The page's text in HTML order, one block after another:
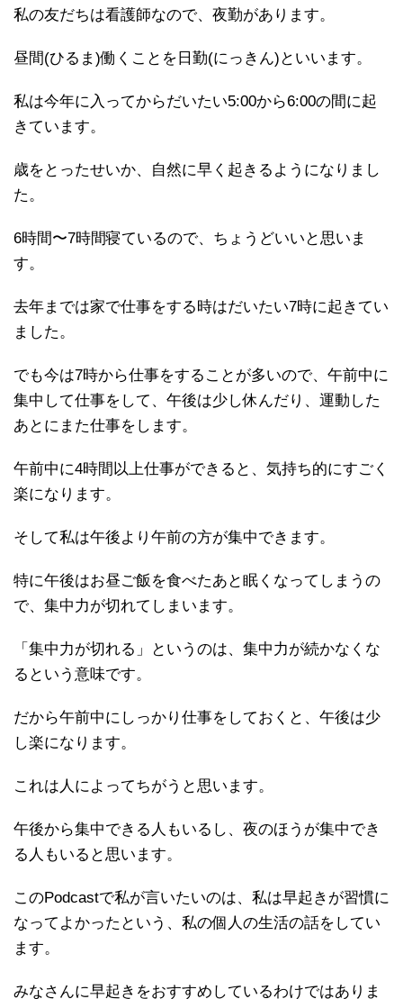
私の友だちは看護師なので、夜勤があります。
昼間(ひるま)働くことを日勤(にっきん)といいます。
私は今年に入ってからだいたい5:00から6:00の間に起
きています。
歳をとったせいか、自然に早く起きるようになりまし
た。
6時間〜7時間寝ているので、ちょうどいいと思いま
す。
去年までは家で仕事をする時はだいたい7時に起きてい
ました。
でも今は7時から仕事をすることが多いので、午前中に
集中して仕事をして、午後は少し休んだり、運動した
あとにまた仕事をします。
午前中に4時間以上仕事ができると、気持ち的にすごく
楽になります。
そして私は午後より午前の方が集中できます。
特に午後はお昼ご飯を食べたあと眠くなってしまうの
で、集中力が切れてしまいます。
「集中力が切れる」というのは、集中力が続かなくな
るという意味です。
だから午前中にしっかり仕事をしておくと、午後は少
し楽になります。
これは人によってちがうと思います。
午後から集中できる人もいるし、夜のほうが集中でき
る人もいると思います。
このPodcastで私が言いたいのは、私は早起きが習慣に
なってよかったという、私の個人の生活の話をしてい
ます。
みなさんに早起きをおすすめしているわけではありま